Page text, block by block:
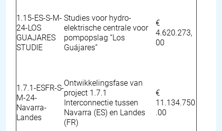
1.15-ES-S-M-
24-LOS
GUAJARES
STUDIE
Studies voor hydro-
elektrische centrale voor
pompopslag “Los
Guájares”
€
4.620.273,
00
1.7.1-ESFR-S-
M-24-
Navarra-
Landes
Ontwikkelingsfase van
project 1.7.1
Interconnectie tussen
Navarra (ES) en Landes
(FR)
€
11.134.750
.00